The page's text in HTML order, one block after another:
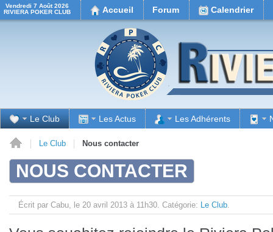
Vendredi 7 Août 2026
RIVIERA POKER CLUB
Accueil Forum Calendrier
Le Club Les Actus Les Adhérents
Le Club Nous contacter
NOUS CONTACTER
Écrit par Cabu, le 20 avril 2013 à 11h30. Catégorie: Le Club.